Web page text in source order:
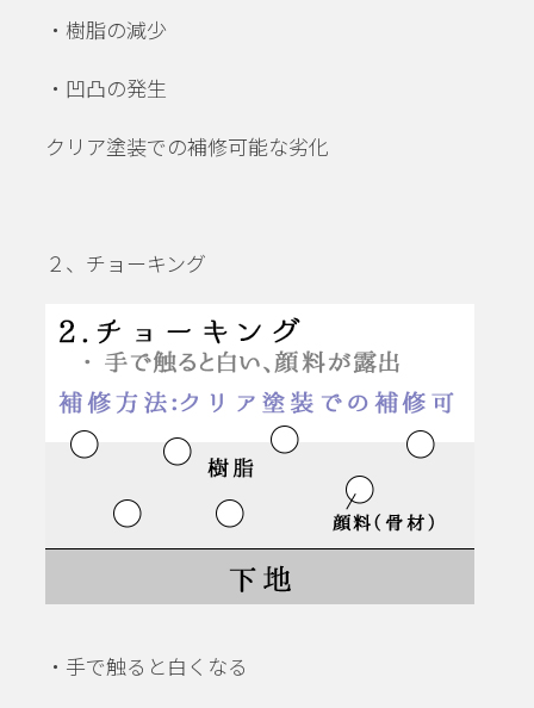
・樹脂の減少
・凹凸の発生
クリア塗装での補修可能な劣化
２、チョーキング
・手で触ると白くなる